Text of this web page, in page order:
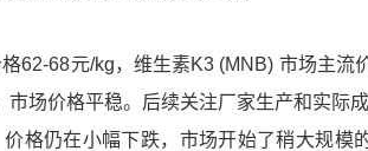
62-68元/kg，维生素K3 (MNB) 市场主流
场价格平稳。后续关注厂家生产和实际成
格仍在小幅下跌，市场开始了稍大规模